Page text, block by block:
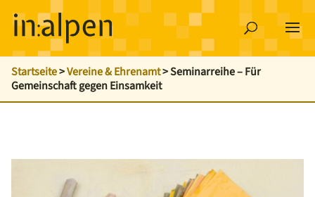
Startseite>Vereine & Ehrenamt>Seminarreihe – Für
Gemeinschaft gegen Einsamkeit